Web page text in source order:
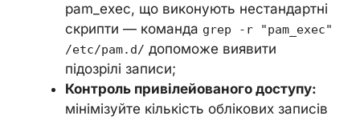
pam_exec, що виконують нестандартні
скрипти — команда grep -r "pam_exec"
/etc/pam.d/ допоможе виявити
підозрілі записи;
Контроль привілейованого доступу:
мінімізуйте кількість облікових записів